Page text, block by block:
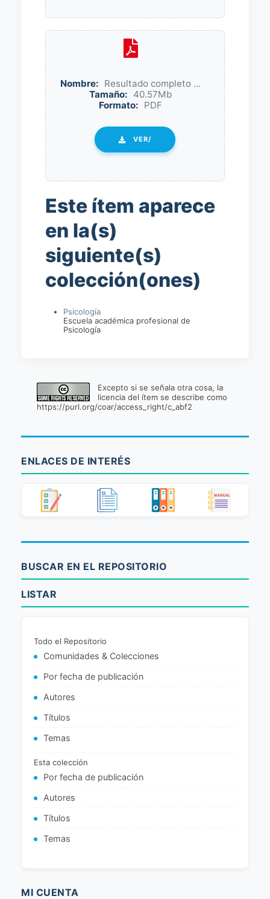
Nombre: Resultado completo ...
Tamaño: 40.57Mb
Formato: PDF
VER/
Este ítem aparece
en la(s)
siguiente(s)
colección(ones)
Psicología
Escuela académica profesional de
Psicología
Excepto si se señala otra cosa, la
licencia del ítem se describe como
https://purl.org/coar/access_right/c_abf2
ENLACES DE INTERÉS
BUSCAR EN EL REPOSITORIO
LISTAR
Todo el Repositorio
Comunidades & Colecciones
Por fecha de publicación
Autores
Títulos
Temas
Esta colección
Por fecha de publicación
Autores
Títulos
Temas
MI CUENTA